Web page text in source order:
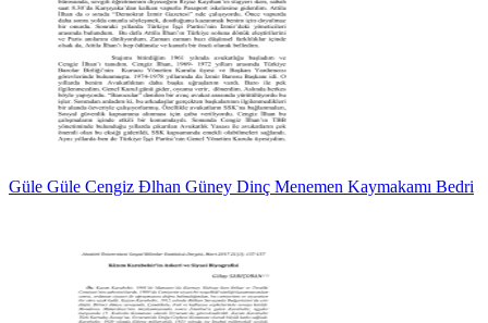
Güle Güle Cengiz Đlhan Güney Dinç Menemen Kaymakamı Bedri